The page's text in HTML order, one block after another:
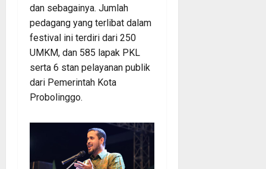
dan sebagainya. Jumlah
pedagang yang terlibat dalam
festival ini terdiri dari 250
UMKM, dan 585 lapak PKL
serta 6 stan pelayanan publik
dari Pemerintah Kota
Probolinggo.